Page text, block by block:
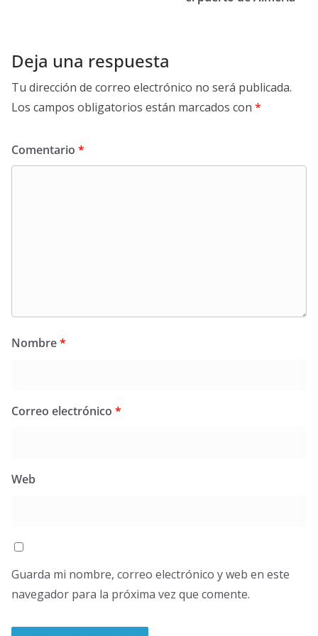
Deja una respuesta
Tu dirección de correo electrónico no será publicada.
Los campos obligatorios están marcados con *
Comentario *
Nombre*
Correo electrónico *
Web
Guarda mi nombre, correo electrónico y web en este
navegador para la próxima vez que comente.